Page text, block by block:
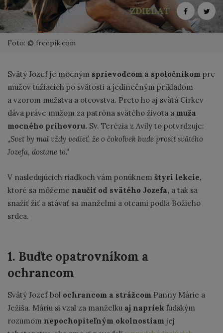
ZDIELAŤ
Foto: © freepik.com
Svätý Jozef je mocným sprievodcom a spoločníkom pre
mužov túžiacich po svätosti a jedinečným príkladom
a vzorom mužstva a otcovstva. Preto ho aj svätá Cirkev
dáva práve mužom za patróna svätého života a muža
mocného príhovoru. Sv. Terézia z Avily to potvrdzuje:
„Svet by mal vždy vedieť, že o čokoľvek bude prosiť svätého
Jozefa, dostane to.“
V nasledujúcich riadkoch vám ponúknem štyri lekcie,
ktoré sa môžeme naučiť od svätého Jozefa, a tak sa
snažiť žiť a stávať sa manželmi a otcami podľa Božieho
srdca.
1. Buďte opatrovníkom a
ochrancom
Svätý Jozef bol ochrancom a strážcom Panny Márie a
Ježiša. Máriu si vzal za manželku aj napriek ľudským
rozumom nepochopiteľným okolnostiam jej